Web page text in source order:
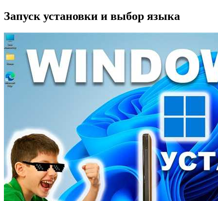
Запуск установки и выбор языка